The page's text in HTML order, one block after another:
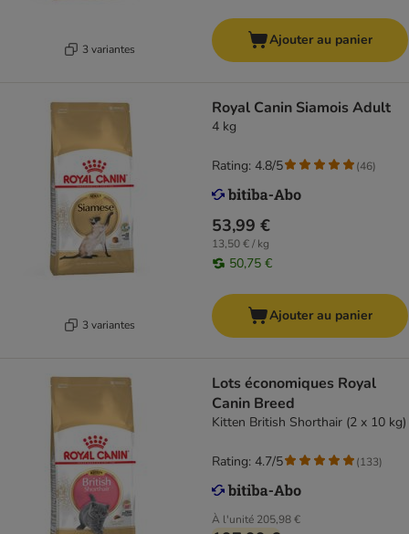
3 variantes
Ajouter au panier
3 variantes
Royal Canin Siamois Adult
4 kg
53,99 €
13,50 € / kg
50,75 €
Rating: 4.8/5 (46)
Ajouter au panier
Lots économiques Royal
Canin Breed
Kitten British Shorthair (2 x 10 kg)
À l'unité 205,98 €
Rating: 4.7/5 (133)